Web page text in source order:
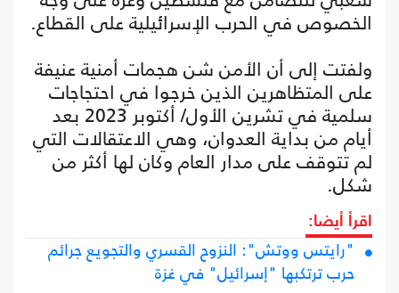
الخصوص في الحرب الإسرائيلية على القطاع.
ولفتت إلى أن الأمن شن هجمات أمنية عنيفة
على المتظاهرين الذين خرجوا في احتجاجات
سلمية في تشرين الأول/ أكتوبر 2023 بعد
أيام من بداية العدوان، وهي الاعتقالات التي
لم تتوقف على مدار العام وكان لها أكثر من
شكل.
اقرأ أيضا:
"رايتس ووتش": النزوح القسري والتجويع جرائم
حرب ترتكبها "إسرائيل" في غزة